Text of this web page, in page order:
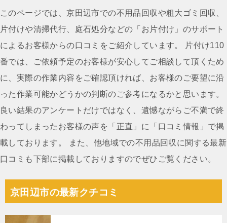
ナ
ビ
ゲ
ー
シ
ョ
ン
このページでは、京田辺市での不用品回収や粗大ゴミ回収、
片付けや清掃代行、庭石処分などの「お片付け」のサポート
によるお客様からの口コミをご紹介しています。 片付け110
番では、ご依頼予定のお客様が安心してご相談して頂くため
に、実際の作業内容をご確認頂ければ、お客様のご要望に沿
った作業可能かどうかの判断のご参考になるかと思います。
良い結果のアンケートだけではなく、遺憾ながらご不満で終
わってしまったお客様の声を「正直」に「口コミ情報」で掲
載しております。 また、他地域での不用品回収に関する最新
口コミも下部に掲載しておりますのでぜひご覧ください。
京田辺市の最新クチコミ